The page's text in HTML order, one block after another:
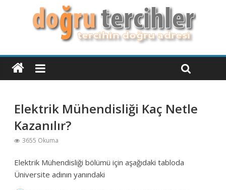
Elektrik Mühendisliği Kaç Netle
Kazanılır?
3655 Okuma
Elektrik Mühendisliği bölümü için aşağıdaki tabloda
Üniversite adının yanındaki